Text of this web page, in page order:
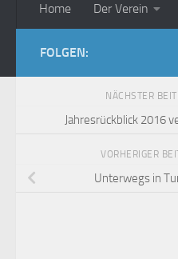
Home Der Verein
FOLGEN:
NÄCHSTER
Jahresrückblick 2016
VORHERIGER
Unterwegs in